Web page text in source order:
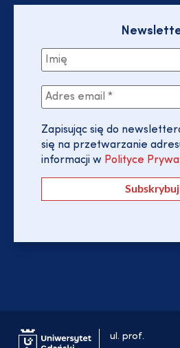
Zapisując się do
się na przetwarzanie
informacji w Polityce
ul. prof.